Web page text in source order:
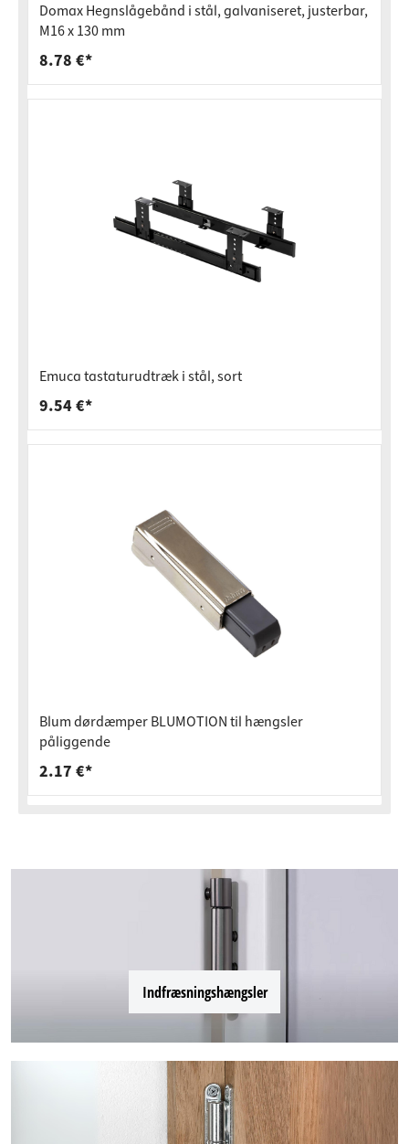
Domax Hegnslågebånd i stål, galvaniseret, justerbar,
M16 x 130 mm
8.78 €*
Emuca tastaturudtræk i stål, sort
9.54 €*
Blum dørdæmper BLUMOTION til hængsler
påliggende
2.17 €*
Indfræsningshængsler